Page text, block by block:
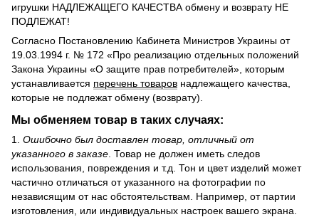
игрушки НАДЛЕЖАЩЕГО КАЧЕСТВА обмену и возврату НЕ
ПОДЛЕЖАТ!
Согласно Постановлению Кабинета Министров Украины от
19.03.1994 г. № 172 «Про реализацию отдельных положений
Закона Украины «О защите прав потребителей», которым
устанавливается перечень товаров надлежащего качества,
которые не подлежат обмену (возврату).
Мы обменяем товар в таких случаях:
1. Ошибочно был доставлен товар, отличный от
указанного в заказе. Товар не должен иметь следов
использования, повреждения и т.д. Тон и цвет изделий может
частично отличаться от указанного на фотографии по
независящим от нас обстоятельствам. Например, от партии
изготовления, или индивидуальных настроек вашего экрана.